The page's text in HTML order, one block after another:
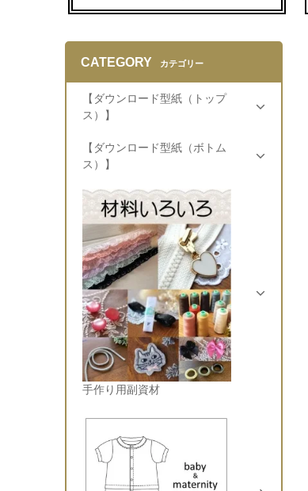
CATEGORY カテゴリー
【ダウンロード型紙（トップ
ス）】
【ダウンロード型紙（ボトム
ス）】
手作り用副資材